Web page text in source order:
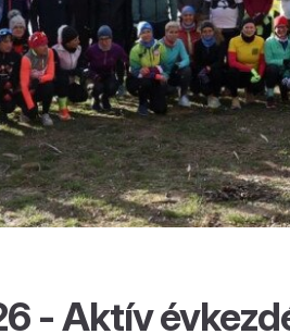
- Aktív